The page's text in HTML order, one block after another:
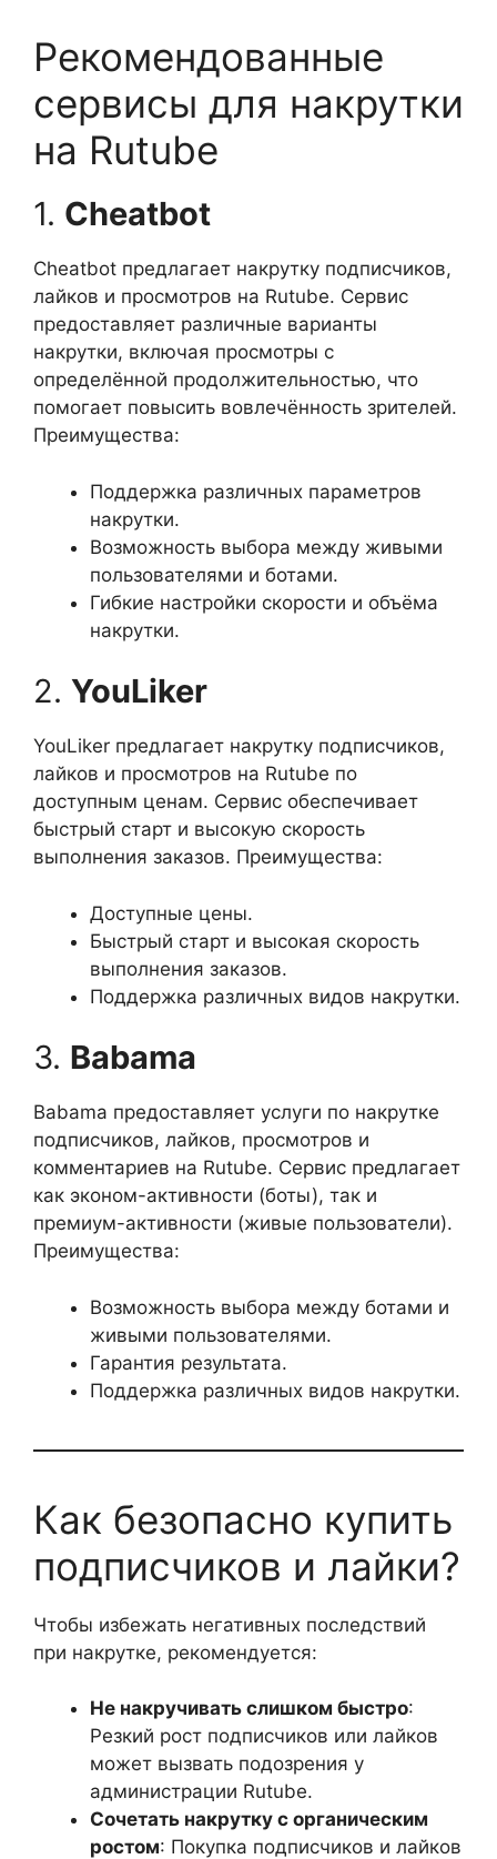
Рекомендованные
сервисы для накрутки
на Rutube
1. Cheatbot
Cheatbot предлагает накрутку подписчиков,
лайков и просмотров на Rutube. Сервис
предоставляет различные варианты
накрутки, включая просмотры с
определённой продолжительностью, что
помогает повысить вовлечённость зрителей.
Преимущества:
Поддержка различных параметров
накрутки.
Возможность выбора между живыми
пользователями и ботами.
Гибкие настройки скорости и объёма
накрутки.
2. YouLiker
YouLiker предлагает накрутку подписчиков,
лайков и просмотров на Rutube по
доступным ценам. Сервис обеспечивает
быстрый старт и высокую скорость
выполнения заказов. Преимущества:
Доступные цены.
Быстрый старт и высокая скорость
выполнения заказов.
Поддержка различных видов накрутки.
3. Babama
Babama предоставляет услуги по накрутке
подписчиков, лайков, просмотров и
комментариев на Rutube. Сервис предлагает
как эконом-активности (боты), так и
премиум-активности (живые пользователи).
Преимущества:
Возможность выбора между ботами и
живыми пользователями.
Гарантия результата.
Поддержка различных видов накрутки.
Как безопасно купить
подписчиков и лайки?
Чтобы избежать негативных последствий
при накрутке, рекомендуется:
Не накручивать слишком быстро:
Резкий рост подписчиков или лайков
может вызвать подозрения у
администрации Rutube.
Сочетать накрутку с органическим
ростом: Покупка подписчиков и лайков